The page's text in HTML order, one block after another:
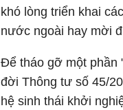
khó lòng triển khai
nước ngoài hay mời
Để tháo gỡ một phần
đời Thông tư số 45/
hệ sinh thái khởi